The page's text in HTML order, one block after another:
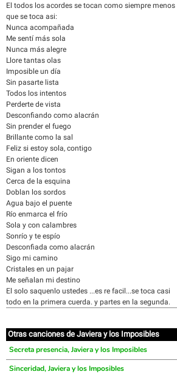
El todos los acordes se tocan como siempre menos
que se toca asi:
Nunca acompañada
Me sentí más sola
Nunca más alegre
Llore tantas olas
Imposible un día
Sin pasarte lista
Todos los intentos
Perderte de vista
Desconfiando como alacrán
Sin prender el fuego
Brillante como la sal
Feliz si estoy sola, contigo
En oriente dicen
Sigan a los tontos
Cerca de la esquina
Doblan los sordos
Agua bajo el puente
Río enmarca el frío
Sola y con calambres
Sonrío y te espío
Desconfiada como alacrán
Sigo mi camino
Cristales en un pajar
Me señalan mi destino
El solo saquenlo ustedes ...es re facil...se toca casi
todo en la primera cuerda. y partes en la segunda.
Otras canciones de Javiera y los Imposibles
Secreta presencia, Javiera y los Imposibles
Sinceridad, Javiera y los Imposibles